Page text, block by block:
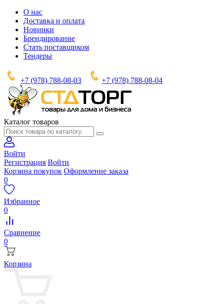
О нас
Доставка и оплата
Новинки
Брендирование
Стать поставщиком
Тендеры
+7 (978) 788-08-03 +7 (978) 788-08-04
Каталог товаров
Войти
Регистрация Войти
Корзина покупок Оформление заказа
0
Избранное
0
Сравнение
0
Корзина